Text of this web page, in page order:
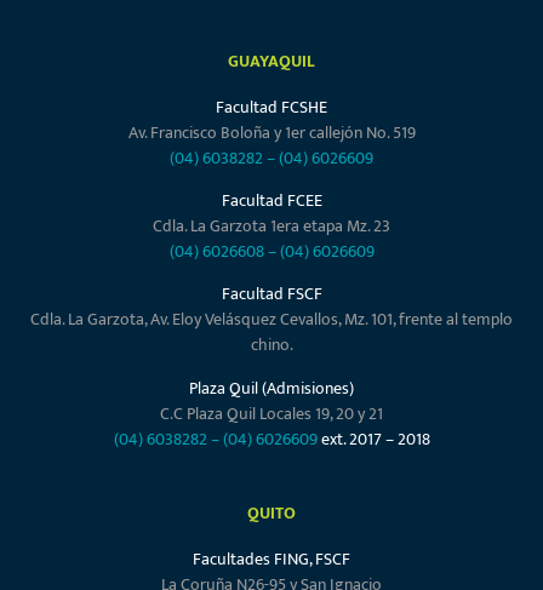
GUAYAQUIL
Facultad FCSHE
Av. Francisco Boloña y 1er callejón No. 519
(04) 6038282–(04) 6026609
Facultad FCEE
Cdla. La Garzota 1era etapa Mz. 23
(04) 6026608–(04) 6026609
Facultad FSCF
Cdla. La Garzota, Av. Eloy Velásquez Cevallos, Mz. 101, frente al templo
chino.
Plaza Quil (Admisiones)
C.C Plaza Quil Locales 19, 20 y 21
(04) 6038282–(04) 6026609ext. 2017 – 2018
QUITO
Facultades FING, FSCF